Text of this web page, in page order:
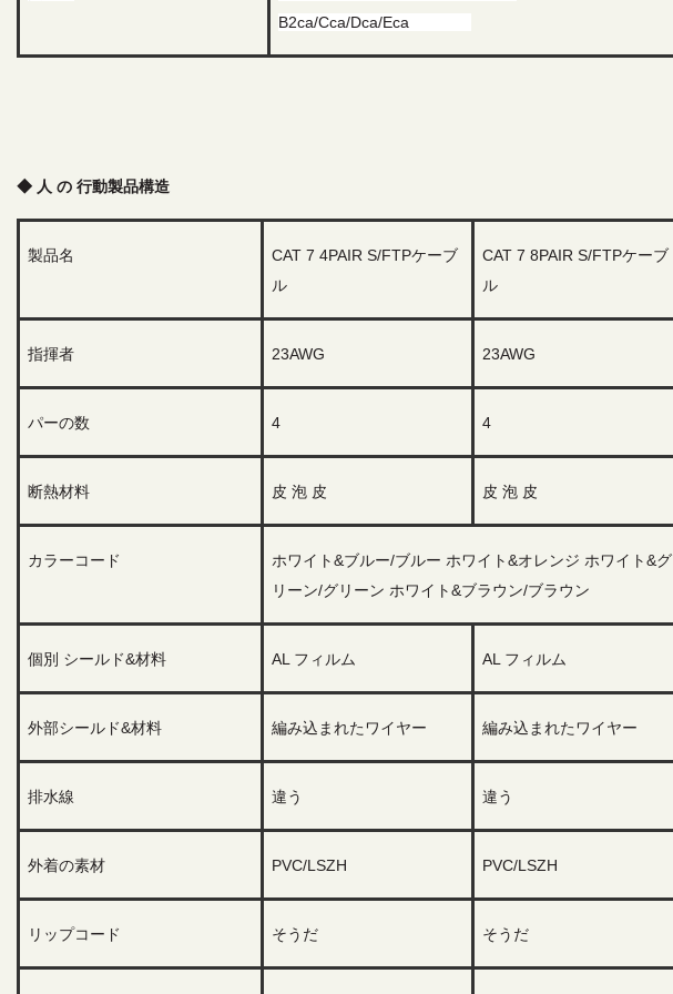
B2ca/Cca/Dca/Eca
◆ 人 の 行動製品構造
製品名
CAT 7 4PAIR S/FTPケーブ
ル
CAT 7 8PAIR S/FTPケーブ
ル
指揮者 23AWG 23AWG
パーの数 4 4
断熱材料 皮 泡 皮 皮 泡 皮
カラーコード
ホワイト&ブルー/ブルー ホワイト&オレンジ ホワイト&グ
リーン/グリーン ホワイト&ブラウン/ブラウン
個別 シールド&材料 AL フィルム AL フィルム
外部シールド&材料 編み込まれたワイヤー 編み込まれたワイヤー
排水線 違う 違う
外着の素材 PVC/LSZH PVC/LSZH
リップコード そうだ そうだ